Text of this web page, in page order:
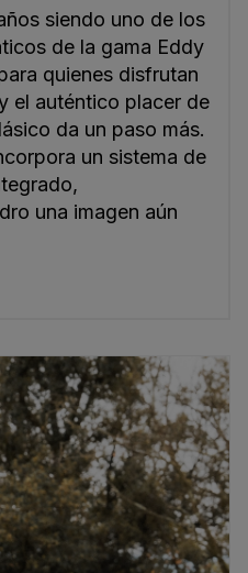
siendo uno de los
de la gama Eddy
quienes disfrutan
el auténtico placer de
da un paso más.
un sistema de
una imagen aún